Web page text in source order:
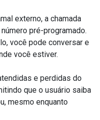
externo, a chamada
pré-programado.
você pode conversar e
você estiver.
e perdidas do
que o usuário saiba
mesmo enquanto